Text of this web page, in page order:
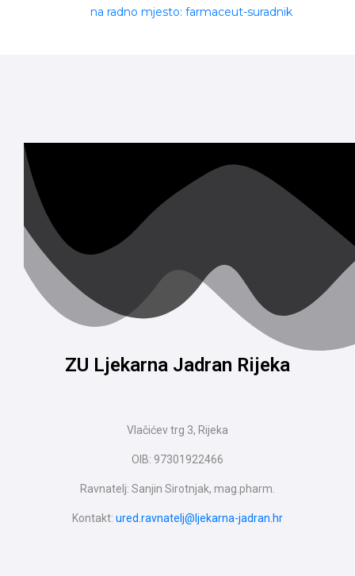
na radno mjesto: farmaceut-suradnik
ZU Ljekarna Jadran Rijeka
Vlačićev trg 3, Rijeka
OIB: 97301922466
Ravnatelj: Sanjin Sirotnjak, mag.pharm.
Kontakt: ured.ravnatelj@ljekarna-jadran.hr